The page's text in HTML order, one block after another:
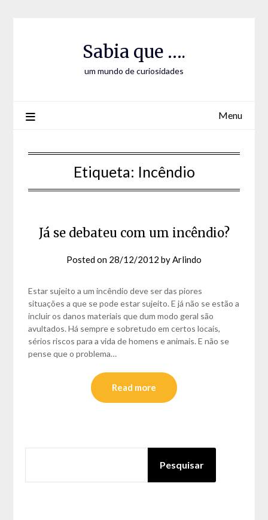
Sabia que ….
um mundo de curiosidades
Menu
Etiqueta: Incêndio
Já se debateu com um incêndio?
Posted on 28/12/2012 byArlindo
Estar sujeito a um incêndio deve ser das piores
situações a que se pode estar sujeito. E já não se estão a
incluir os danos materiais que dum modo geral são
avultados. Há sempre e sobretudo em certos locais,
sérios riscos para a vida de homens e animais. E não se
pense que o problema…
Read more
Pesquisar